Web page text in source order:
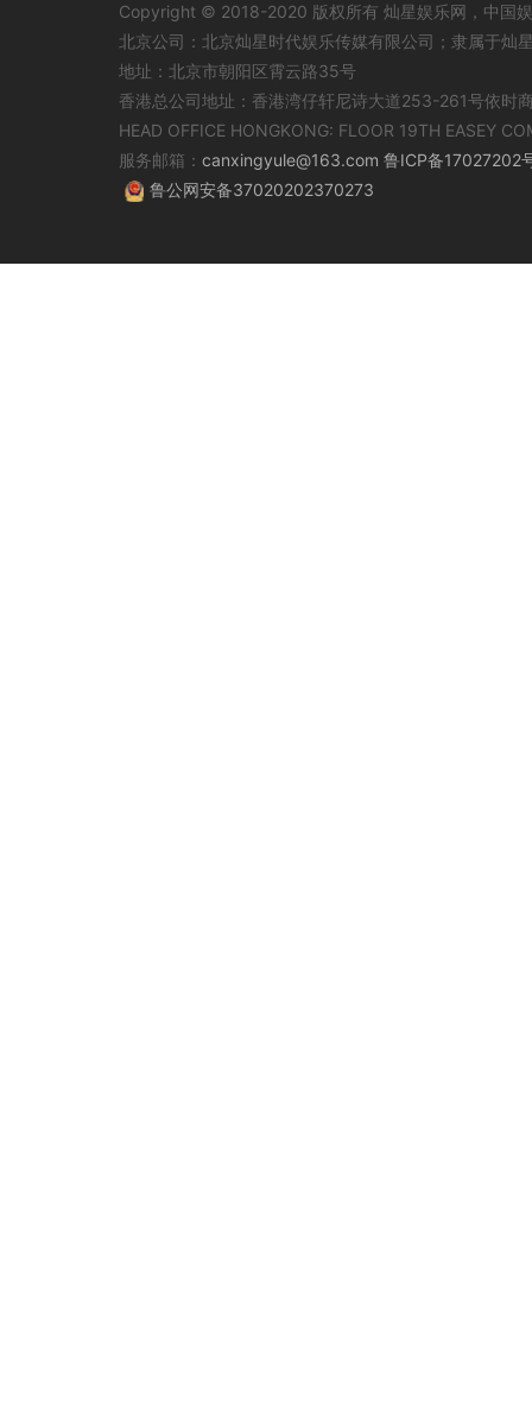
Copyright © 2018-2020 版权所有 灿星娱乐网，中国
北京公司：北京灿星时代娱乐传媒有限公司；隶属于灿
地址：北京市朝阳区霄云路35号
香港总公司地址：香港湾仔轩尼诗大道253-261号依时
HEAD OFFICE HONGKONG: FLOOR 19TH EASEY
服务邮箱： canxingyule@163.com 鲁ICP备17027202
鲁公网安备37020202370273